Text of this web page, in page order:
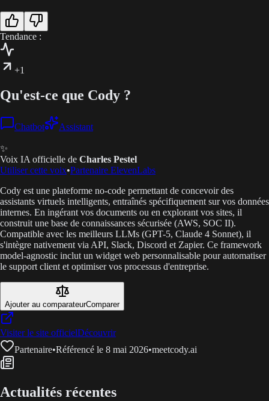
Tendance :
+1
Qu'est-ce que Cody ?
Chatbot Assistant
✨
Voix IA officielle de Charles Pestel
Utiliser cette voix•Partenaire ElevenLabs
Cody est une plateforme no-code permettant de concevoir des
assistants virtuels intelligents, entraînés spécifiquement sur vos données
internes. En ingérant vos documents ou en explorant vos sites, il
construit une base de connaissances sécurisée (AWS, SOC II).
Compatible avec les meilleurs LLMs (GPT-5, Claude 4 Sonnet), il
s'intègre nativement via API, Slack, Discord et Zapier. Ce framework
model-agnostic inclut un widget web personnalisable pour automatiser
le support client et optimiser vos processus d'entreprise.
Ajouter au comparateurComparer
Visiter le site officielDécouvrir
Partenaire•Référencé le 8 mai 2026•meetcody.ai
Actualités récentes